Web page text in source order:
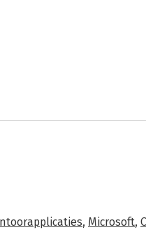
, Microsoft,